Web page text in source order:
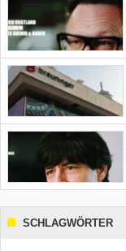
SCHLAGWÖRTER